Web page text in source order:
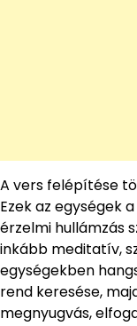
A vers felépítése
Ezek az egységek
érzelmi hullámzás
inkább meditatív,
egységekben
rend keresése,
megnyugvás,